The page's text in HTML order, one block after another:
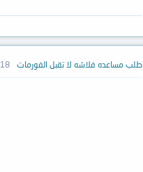
طلب مساعده فلاشه لا تقبل الفورمات 18 أغسطس 2016